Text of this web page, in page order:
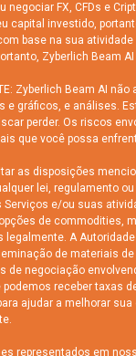
ou negociar FX, CFDs
capital investido,
base na sua
Zyberlich Beam
Zyberlich Beam AI
e gráficos, e análises.
perder. Os riscos
que você possa
as disposições
lei, regulamento
e/ou suas
de
legalmente. A
de materiais
de negociação
podemos receber taxas
ajudar a melhorar
representados em